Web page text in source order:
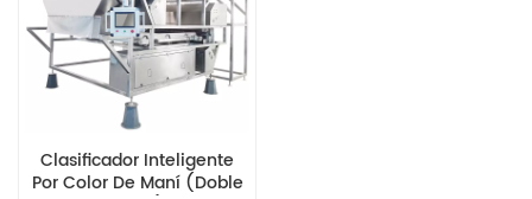
Clasificador Inteligente
Por Color De Maní (doble